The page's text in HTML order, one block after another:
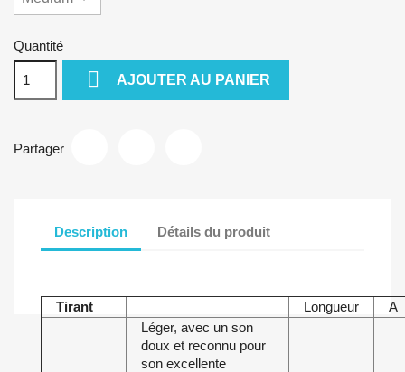
Quantité
 AJOUTER AU PANIER
Partager
Description Détails du produit
Tirant Longueur A
Léger, avec un son
doux et reconnu pour
son excellente